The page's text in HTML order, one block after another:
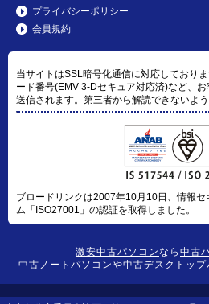
プライバシーポリシー
会員規約
当サイトはSSL暗号化通信に対応しており
ード番号(EMV 3-Dセキュア対応済)など、
送信されます。第三者から解読できないよう
ブロードリンクは2007年10月10日、情報
ム「ISO27001」の認証を取得しました。
激安中古パソコンなら 中古
中古ノートパソコンや中古デスクトップ